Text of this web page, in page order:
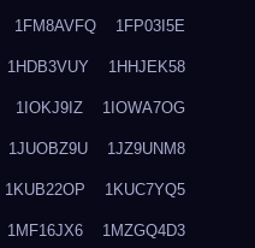
1FM8AVFQ 1FP03I5E
1HDB3VUY 1HHJEK58
1IOKJ9IZ 1IOWA7OG
1JUOBZ9U 1JZ9UNM8
1KUB22OP 1KUC7YQ5
1MF16JX6 1MZGQ4D3